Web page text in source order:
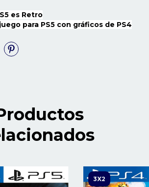
es Retro
para PS5 con gráficos de PS4
3X2